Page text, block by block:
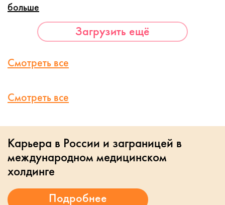
больше
Загрузить ещё
Смотреть все
Смотреть все
Карьера в России и заграницей в
международном медицинском
холдинге